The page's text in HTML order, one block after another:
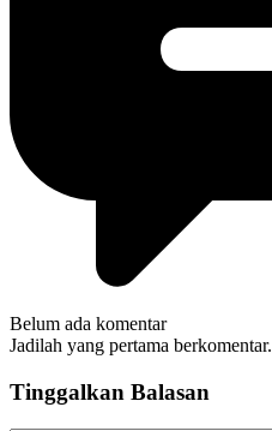
Belum ada komentar
Jadilah yang pertama berkomentar.
Tinggalkan Balasan